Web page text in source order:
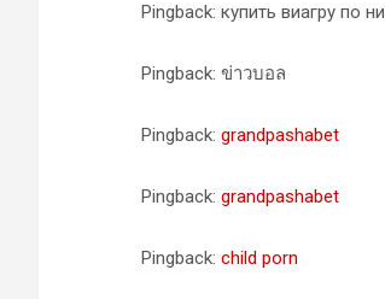
Pingback: купить виагру по
Pingback: ข่าวบอล
Pingback: grandpashabet
Pingback: grandpashabet
Pingback: child porn